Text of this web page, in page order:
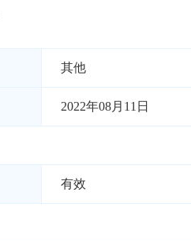
其他
2022年08月11日
有效